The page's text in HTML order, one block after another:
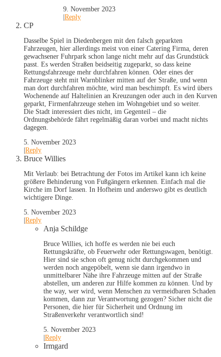
9. November 2023
Reply
CP
Dasselbe Spiel in Diedenbergen mit den falsch geparkten
Fahrzeugen, hier allerdings meist von einer Catering Firma, deren
gewachsener Fuhrpark schon lange nicht mehr auf das Grundstück
passt. Es werden Straßen beidseitig zugeparkt, so dass keine
Rettungsfahrzeuge mehr durchfahren können. Oder eines der
Fahrzeuge steht mit Warnblinker mitten auf der Straße, und wenn
man dort durchfahren möchte, wird man beschimpft. Es wird übers
Wochenende auf Haltelinien an Kreuzungen oder auch in den Kurven
geparkt, Firmenfahrzeuge stehen im Wohngebiet und so weiter.
Die Stadt interessiert dies nicht, im Gegenteil – die
Ordnungsbehörde fährt regelmäßig daran vorbei und macht nichts
dagegen.
5. November 2023
Reply
Bruce Willies
Mit Verlaub: bei Betrachtung der Fotos im Artikel kann ich keine
größere Behinderung von Fußgängern erkennen. Einfach mal die
Kirche im Dorf lassen. In Hofheim und anderswo gibt es deutlich
wichtigere Dinge.
5. November 2023
Reply
Anja Schildge
Bruce Willies, ich hoffe es werden nie bei euch
Rettungskräfte, ob Feuerwehr oder Rettungswagen, benötigt.
Hier sind sie schon oft genug nicht durchgekommen und
werden noch angepöbelt, wenn sie dann irgendwo in
unmittelbarer Nähe ihre Fahrzeuge mitten auf der Straße
abstellen, um anderen zur Hilfe kommen zu können. Und by
the way, wer wird, wenn Menschen zu vermeidbaren Schaden
kommen, dann zur Verantwortung gezogen? Sicher nicht die
Personen, die hier für Sicherheit und Ordnung im
Straßenverkehr verantwortlich sind!
5. November 2023
Reply
Irmgard